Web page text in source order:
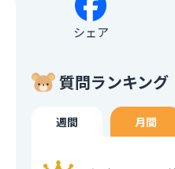
シェア
質問ランキング
週間 月間